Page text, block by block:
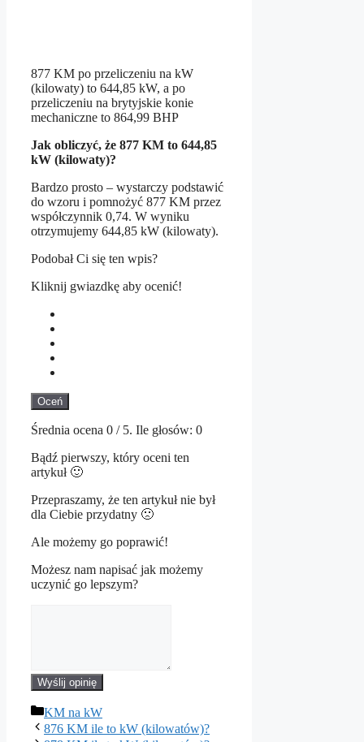
877 KM po przeliczeniu na kW
(kilowaty) to 644,85 kW, a po
przeliczeniu na brytyjskie konie
mechaniczne to 864,99 BHP
Jak obliczyć, że 877 KM to 644,85
kW (kilowaty)?
Bardzo prosto – wystarczy podstawić
do wzoru i pomnożyć 877 KM przez
współczynnik 0,74. W wyniku
otrzymujemy 644,85 kW (kilowaty).
Podobał Ci się ten wpis?
Kliknij gwiazdkę aby ocenić!
Oceń
Średnia ocena 0 / 5. Ile głosów: 0
Bądź pierwszy, który oceni ten
artykuł 🙂
Przepraszamy, że ten artykuł nie był
dla Ciebie przydatny 🙁
Ale możemy go poprawić!
Możesz nam napisać jak możemy
uczynić go lepszym?
Wyślij opinię
Kategorie
KM na kW
876 KM ile to kW (kilowatów)?